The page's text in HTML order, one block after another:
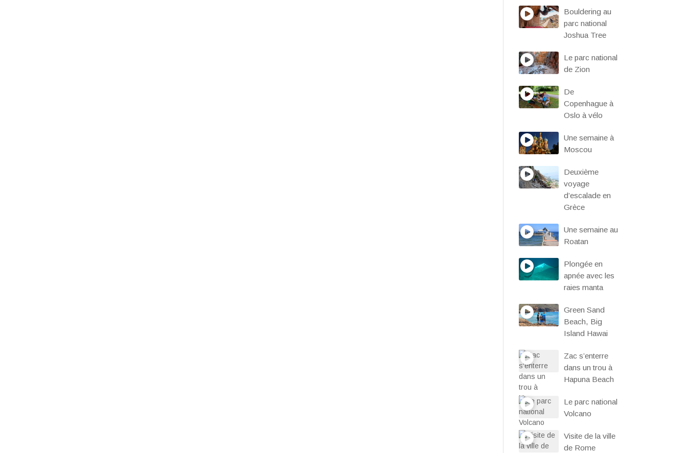
Bouldering au
parc national
Joshua Tree
Le parc national
de Zion
De
Copenhague à
Oslo à vélo
Une semaine à
Moscou
Deuxième
voyage
d’escalade en
Grèce
Une semaine au
Roatan
Plongée en
apnée avec les
raies manta
Green Sand
Beach, Big
Island Hawai
Zac s’enterre
dans un trou à
Hapuna Beach
Le parc national
Volcano
Visite de la ville
de Rome